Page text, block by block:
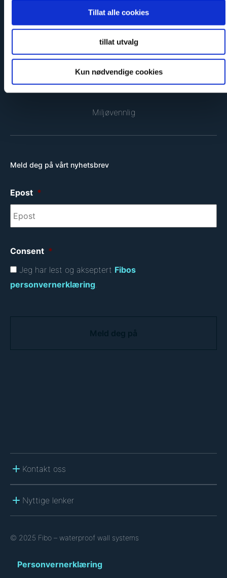
Tillat alle cookies
tillat utvalg
Kun nødvendige cookies
Miljøvennlig
Meld deg på vårt nyhetsbrev
Epost *
Consent *
Jeg har lest og akseptert Fibos
personvernerklæring
Kontakt oss
Nyttige lenker
© 2025 Fibo – waterproof wall systems
Personvernerklæring